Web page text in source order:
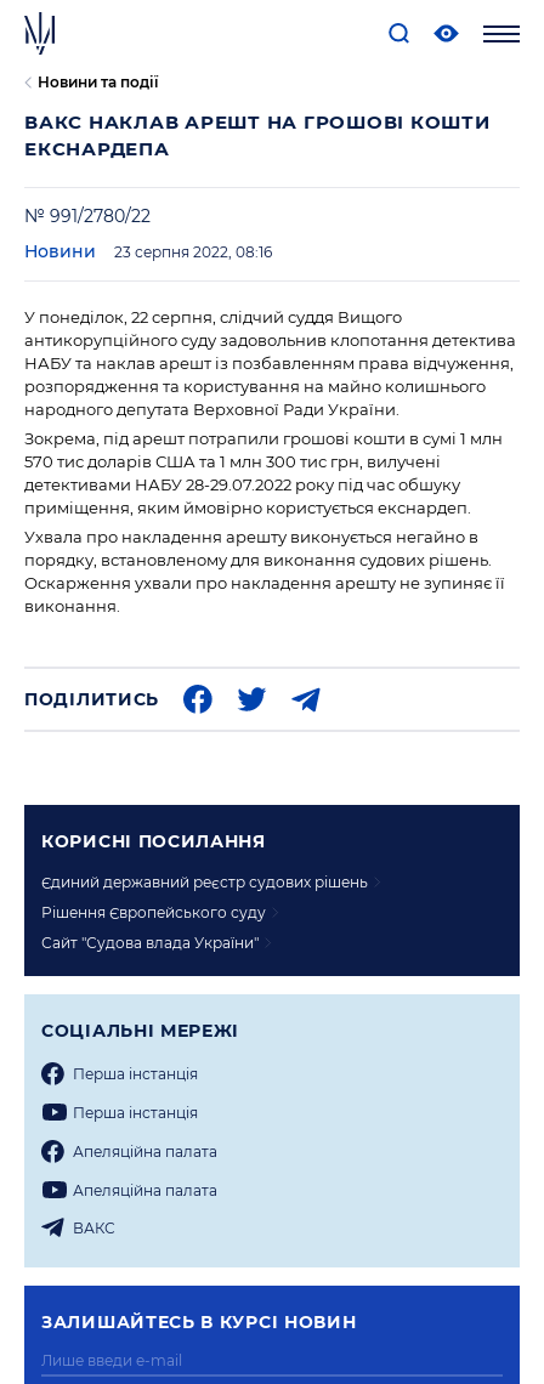
Новини та події
ВАКС НАКЛАВ АРЕШТ НА ГРОШОВІ КОШТИ
ЕКСНАРДЕПА
№ 991/2780/22
Новини
23 серпня 2022, 08:16
У понеділок, 22 серпня, слідчий суддя Вищого
антикорупційного суду задовольнив клопотання детектива
НАБУ та наклав арешт із позбавленням права відчуження,
розпорядження та користування на майно колишнього
народного депутата Верховної Ради України.
Зокрема, під арешт потрапили грошові кошти в сумі 1 млн
570 тис доларів США та 1 млн 300 тис грн, вилучені
детективами НАБУ 28-29.07.2022 року під час обшуку
приміщення, яким ймовірно користується екснардеп.
Ухвала про накладення арешту виконується негайно в
порядку, встановленому для виконання судових рішень.
Оскарження ухвали про накладення арешту не зупиняє її
виконання.
ПОДІЛИТИСЬ
КОРИСНI ПОСИЛАННЯ
Єдиний державний реєстр судових рішень
Рішення Європейського суду
Сайт "Судова влада України"
СОЦIАЛЬНI МЕРЕЖI
Перша iнстанцiя
Перша iнстанцiя
Апеляцiйна палата
Апеляцiйна палата
ВАКС
ЗАЛИШАЙТЕСЬ В КУРСI НОВИН